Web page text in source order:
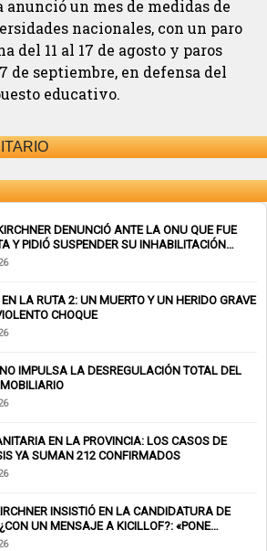
anunció un mes de medidas de
nacionales, con un paro
del 11 al 17 de agosto y paros
de septiembre, en defensa del
educativo.
DENUNCIÓ ANTE LA ONU QUE FUE
Y PIDIÓ SUSPENDER SU INHABILITACIÓN
LA RUTA 2: UN MUERTO Y UN HERIDO GRAVE
CHOQUE
IMPULSA LA DESREGULACIÓN TOTAL DEL
EN LA PROVINCIA: LOS CASOS DE
YA SUMAN 212 CONFIRMADOS
INSISTIÓ EN LA CANDIDATURA DE
UN MENSAJE A KICILLOF?: «PONE
A MUCHOS»